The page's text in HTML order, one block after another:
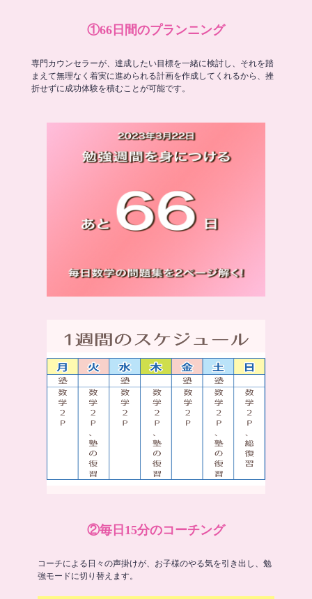
①66日間のプランニング
専門カウンセラーが、達成したい目標を一緒に検討し、それを踏
まえて無理なく着実に進められる計画を作成してくれるから、挫
折せずに成功体験を積むことが可能です。
②毎日15分のコーチング
コーチによる日々の声掛けが、お子様のやる気を引き出し、勉
強モードに切り替えます。